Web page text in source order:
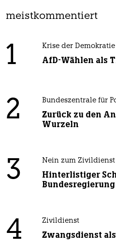
meistkommentiert
1 Krise der Demokratie
AfD-Wählen als
2 Bundeszentrale für
Zurück zu den
Wurzeln
3 Nein zum Zivildienst
Hinterlistiger
Bundesregierung
4 Zivildienst
Zwangsdienst